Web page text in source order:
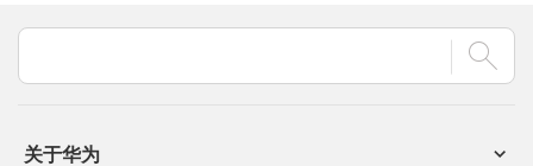
关于华为